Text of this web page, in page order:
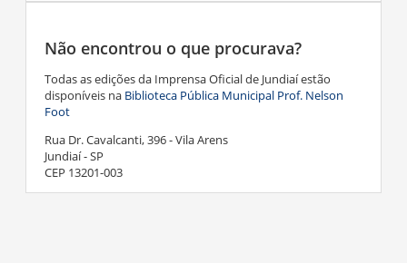
Não encontrou o que procurava?
Todas as edições da Imprensa Oficial de Jundiaí estão
disponíveis na Biblioteca Pública Municipal Prof. Nelson
Foot
Rua Dr. Cavalcanti, 396 - Vila Arens
Jundiaí - SP
CEP 13201-003